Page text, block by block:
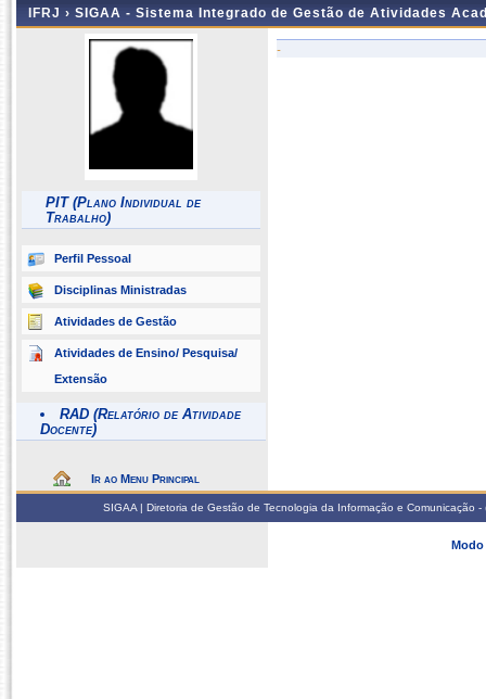
IFRJ › SIGAA - Sistema Integrado de Gestão de Atividades
PIT (Plano Individual de
Trabalho)
Perfil Pessoal
Disciplinas Ministradas
Atividades de Gestão
Atividades de Ensino/ Pesquisa/
Extensão
RAD (Relatório de Atividade
Docente)
Ir ao Menu Principal
-
SIGAA | Diretoria de Gestão de Tecnologia da Informação e
Modo